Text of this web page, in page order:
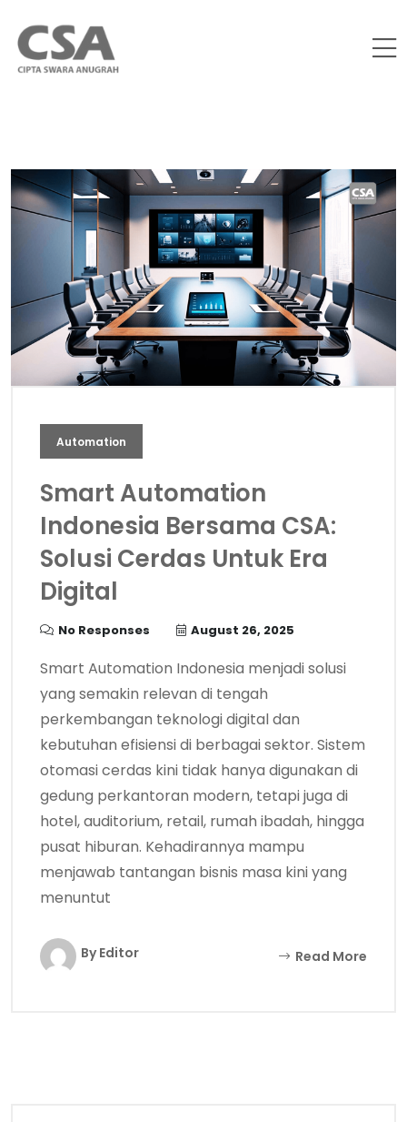
Automation
Smart Automation
Indonesia Bersama CSA:
Solusi Cerdas Untuk Era
Digital
No Responses August 26, 2025
Smart Automation Indonesia menjadi solusi
yang semakin relevan di tengah
perkembangan teknologi digital dan
kebutuhan efisiensi di berbagai sektor. Sistem
otomasi cerdas kini tidak hanya digunakan di
gedung perkantoran modern, tetapi juga di
hotel, auditorium, retail, rumah ibadah, hingga
pusat hiburan. Kehadirannya mampu
menjawab tantangan bisnis masa kini yang
menuntut
By Editor Read More